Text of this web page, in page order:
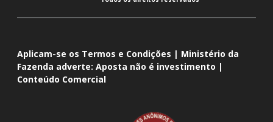
Aplicam-se os Termos e Condições | Ministério da
Fazenda adverte: Aposta não é investimento |
Conteúdo Comercial